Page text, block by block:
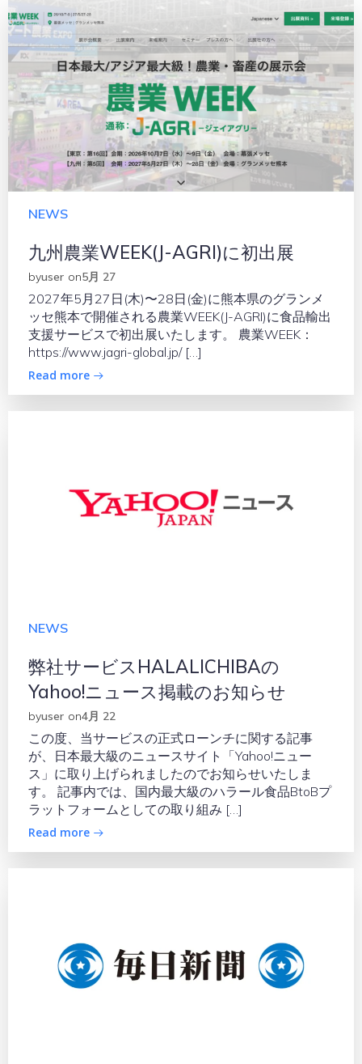
NEWS
九州農業WEEK(J-AGRI)に初出展
byuser on5月 27
2027年5月27日(木)〜28日(金)に熊本県のグランメ
ッセ熊本で開催される農業WEEK(J-AGRI)に食品輸出
支援サービスで初出展いたします。 農業WEEK：
https://www.jagri-global.jp/ […]
Read more
NEWS
弊社サービスHALALICHIBAの
Yahoo!ニュース掲載のお知らせ
byuser on4月 22
この度、当サービスの正式ローンチに関する記事
が、日本最大級のニュースサイト「Yahoo!ニュー
ス」に取り上げられましたのでお知らせいたしま
す。 記事内では、国内最大級のハラール食品BtoBプ
ラットフォームとしての取り組み […]
Read more